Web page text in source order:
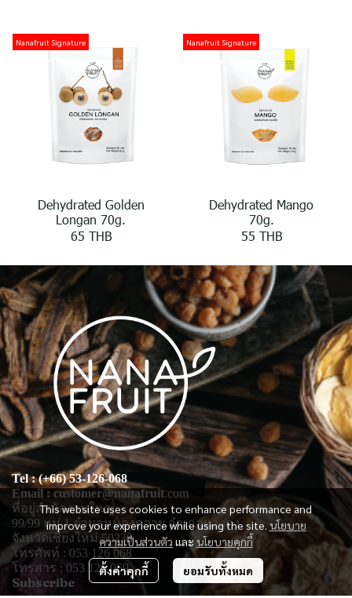
Nanafruit Signature
Dehydrated Golden
Longan 70g.
65 THB
Nanafruit Signature
Dehydrated Mango
70g.
55 THB
This website uses cookies to enhance performance and
improve your experience while using the site. นโยบาย
ความเป็นส่วนตัว และ นโยบายคุกกี้
ตั้งค่าคุกกี้ ยอมรับทั้งหมด
Tel : (+66) 53-126-068
Email : customer@nanafruit.com
ที่อยู่สำนักงานใหญ่่
99/99 หมู่ 1 ตำบลหนองควาย อำเภอหางดง
จังหวัดเชียงใหม่ 50230
โทรศัพท์ : 053 126 068
โทรสาร : 053 126 069
Subscribe